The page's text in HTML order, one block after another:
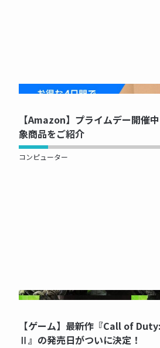
NOW PRINTING...
【Amazon】プライムデー開
象商品をご紹介
コンピューター
NOW
【ゲーム】最新作『Call of
Ⅱ』の発売日がついに決定！